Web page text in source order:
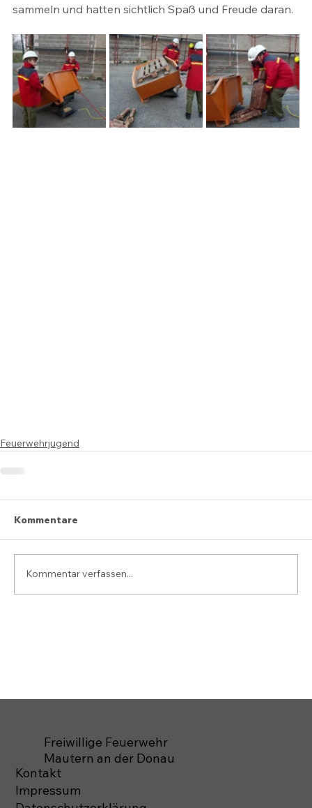
sammeln und hatten sichtlich Spaß und Freude daran.
Feuerwehrjugend
Kommentare
Kommentar verfassen...
Kontakt
Impressum
Freiwillige Feuerwehr
Mautern an der Donau